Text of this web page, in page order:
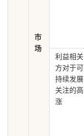
市
场
利益相关
方对于可
持续发展
关注的高
涨